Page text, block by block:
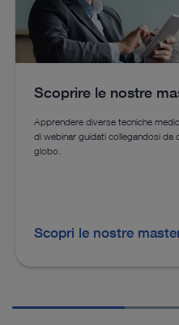
Scoprire le nostre
Apprendere diverse tecniche
di webinar guidati collegandosi da
globo.
Scopri le nostre